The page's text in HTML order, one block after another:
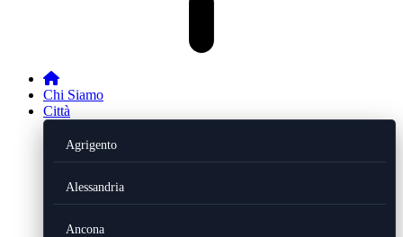
Chi Siamo
Città
Agrigento
Alessandria
Ancona